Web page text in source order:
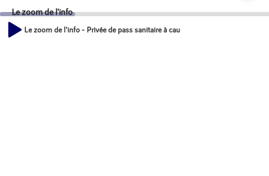
Le zoom de l'info
Le zoom de l'info - Privée de pass sanitaire à cause d’une allergie au